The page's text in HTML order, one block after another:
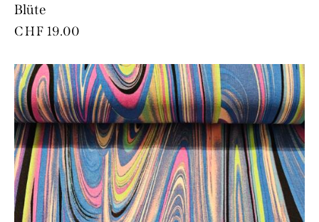
Blüte
CHF 19.00